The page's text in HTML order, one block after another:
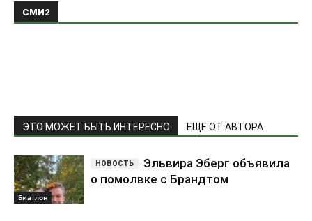
СМИ2
ЭТО МОЖЕТ БЫТЬ ИНТЕРЕСНО ЕЩЕ ОТ АВТОРА
Биатлон
Эльвира Эберг объявила
о помолвке с Брандтом